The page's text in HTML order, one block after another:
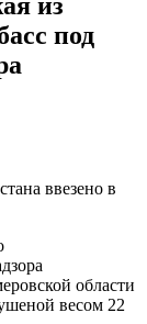
под
области
весом 22